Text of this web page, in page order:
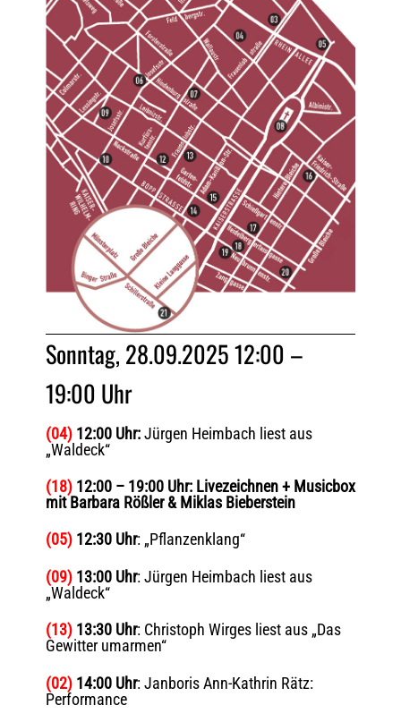
Sonntag, 28.09.2025 12:00 –
19:00 Uhr
(04)12:00 Uhr:Jürgen Heimbach liest aus
„Waldeck“
(18)12:00 – 19:00 Uhr: Livezeichnen + Musicbox
mit Barbara Rößler & Miklas Bieberstein
(05) 12:30 Uhr: „Pflanzenklang“
(09) 13:00 Uhr: Jürgen Heimbach liest aus
„Waldeck“
(13) 13:30 Uhr: Christoph Wirges liest aus „Das
Gewitter umarmen“
(02) 14:00 Uhr: Janboris Ann-Kathrin Rätz:
Performance